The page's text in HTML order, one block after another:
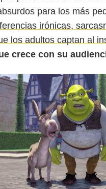
para los más
irónicas,
los adultos captan al
crece con su